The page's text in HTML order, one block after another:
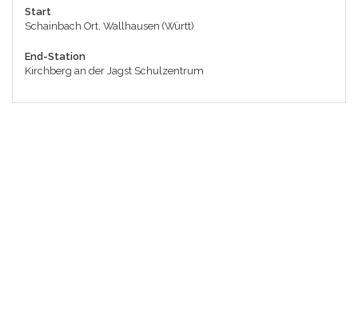
Start
Schainbach Ort, Wallhausen (Württ)
End-Station
Kirchberg an der Jagst Schulzentrum